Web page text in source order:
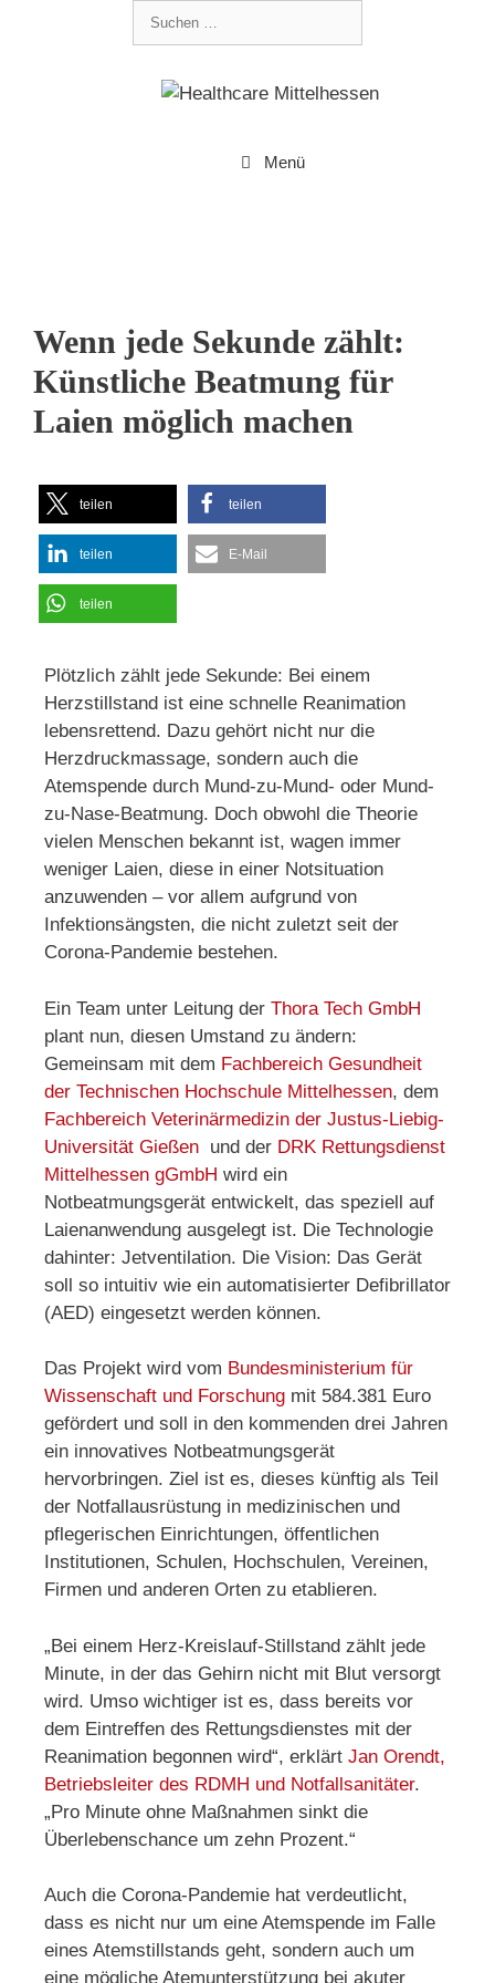
Menü
Wenn jede Sekunde zählt:
Künstliche Beatmung für
Laien möglich machen
teilen teilen
teilen E-Mail
teilen
Plötzlich zählt jede Sekunde: Bei einem
Herzstillstand ist eine schnelle Reanimation
lebensrettend. Dazu gehört nicht nur die
Herzdruckmassage, sondern auch die
Atemspende durch Mund-zu-Mund- oder Mund-
zu-Nase-Beatmung. Doch obwohl die Theorie
vielen Menschen bekannt ist, wagen immer
weniger Laien, diese in einer Notsituation
anzuwenden – vor allem aufgrund von
Infektionsängsten, die nicht zuletzt seit der
Corona-Pandemie bestehen.
Ein Team unter Leitung der Thora Tech GmbH
plant nun, diesen Umstand zu ändern:
Gemeinsam mit dem Fachbereich Gesundheit
der Technischen Hochschule Mittelhessen, dem
Fachbereich Veterinärmedizin der Justus-Liebig-
Universität Gießen und der DRK Rettungsdienst
Mittelhessen gGmbH wird ein
Notbeatmungsgerät entwickelt, das speziell auf
Laienanwendung ausgelegt ist. Die Technologie
dahinter: Jetventilation. Die Vision: Das Gerät
soll so intuitiv wie ein automatisierter Defibrillator
(AED) eingesetzt werden können.
Das Projekt wird vom Bundesministerium für
Wissenschaft und Forschung mit 584.381 Euro
gefördert und soll in den kommenden drei Jahren
ein innovatives Notbeatmungsgerät
hervorbringen. Ziel ist es, dieses künftig als Teil
der Notfallausrüstung in medizinischen und
pflegerischen Einrichtungen, öffentlichen
Institutionen, Schulen, Hochschulen, Vereinen,
Firmen und anderen Orten zu etablieren.
„Bei einem Herz-Kreislauf-Stillstand zählt jede
Minute, in der das Gehirn nicht mit Blut versorgt
wird. Umso wichtiger ist es, dass bereits vor
dem Eintreffen des Rettungsdienstes mit der
Reanimation begonnen wird“, erklärt Jan Orendt,
Betriebsleiter des RDMH und Notfallsanitäter.
„Pro Minute ohne Maßnahmen sinkt die
Überlebenschance um zehn Prozent.“
Auch die Corona-Pandemie hat verdeutlicht,
dass es nicht nur um eine Atemspende im Falle
eines Atemstillstands geht, sondern auch um
eine mögliche Atemunterstützung bei akuter